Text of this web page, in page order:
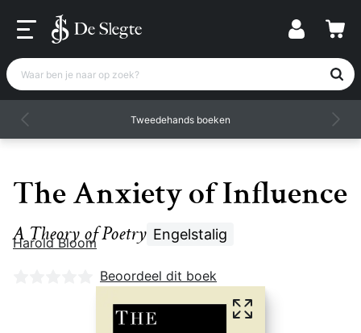
Waar ben je naar op zoek?
Tweedehands boeken
The Anxiety of Influence
A Theory of Poetry Engelstalig
Harold Bloom
Nog geen beoordelingen
Beoordeel dit boek